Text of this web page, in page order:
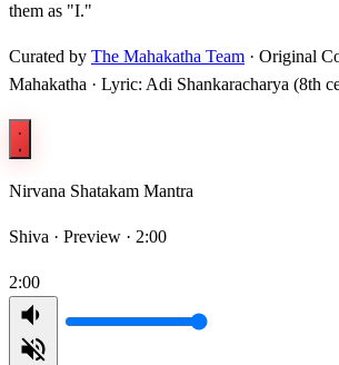
them as "I."
Curated by The Mahakatha Team · Original
Mahakatha · Lyric: Adi Shankaracharya (8th
Nirvana Shatakam Mantra
Shiva · Preview · 2:00
2:00